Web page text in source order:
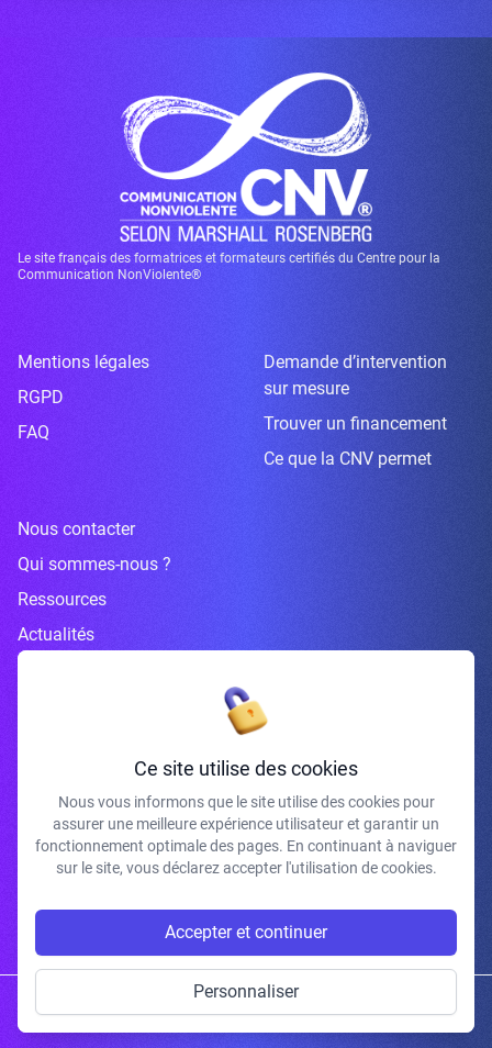
Le site français des formatrices et formateurs certifiés du Centre pour la
Communication NonViolente®
Mentions légales
RGPD
FAQ
Demande d’intervention
sur mesure
Trouver un financement
Ce que la CNV permet
Nous contacter
Qui sommes-nous ?
Ressources
Actualités
Inscrivez-vous à la newsletter
J'accepte de recevoir vos e-mails et confirme avoir pris connaissance de
votre politique de confidentialité et mentions légales.
Copyright © 2026 | Gum Studio. Tous droits réservés.
Ce site utilise des cookies
Nous vous informons que le site utilise des cookies pour
assurer une meilleure expérience utilisateur et garantir un
fonctionnement optimale des pages. En continuant à naviguer
sur le site, vous déclarez accepter l'utilisation de cookies.
Accepter et continuer
Personnaliser